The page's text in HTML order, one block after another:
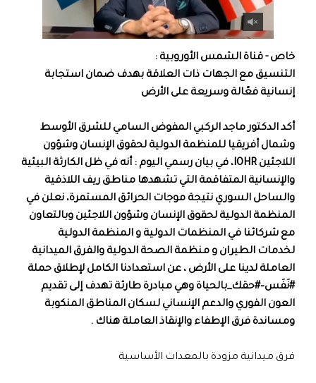
خاص - قناة الشمس الأوروبية :
التنسيق مع الجهات ذات العلاقة بهدف ضمان استجابة
إنسانية فعّالة وسريعة على الأرض
أكد الدكتور ماجد الركبي المفوض السامي للشرق الأوسط
وشمال أفريقيا للمنظمة الدولية لحقوق الإنسان وشؤون
اللاجئين IOHR، في بيان رسمي اليوم : أنه في ظل الكارثة البيئية
والإنسانية المتفاقمة التي تشهدها مناطق ريف اللاذقية
والساحل السوري نتيجة موجات الحرائق المستمرة، نعلن في
المنظمة الدولية لحقوق الإنسان وشؤون اللاجئين وبالتعاون
مع شركائنا في المنظمات الدولية و المنظمة الدولية
لخدمات الطيران و منظمة الصحة الدولية والفرق الميدانية
العاملة لدينا على الأرض ، عن استعدادنا الكامل لإطلاق حملة
#نَفَس–#حقك_بالحياة وهي مبادرة طارئة تهدف إلى تقديم
العون الفوري والدعم الإنساني لسكان المناطق المنكوبة
ومساندة فرق الإطفاء والإنقاذ العاملة هناك .
فرق ميدانية مزودة بالمعدات الأساسية